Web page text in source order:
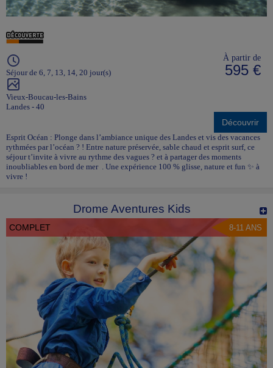
Séjour de 6, 7, 13, 14, 20 jour(s)
Vieux-Boucau-les-Bains
Landes - 40
À partir de
595 €
Découvrir
Esprit Océan : Plonge dans l’ambiance unique des Landes et vis des vacances
rythmées par l’océan ? ! Entre nature préservée, sable chaud et esprit surf, ce
séjour t’invite à vivre au rythme des vagues ? et à partager des moments
inoubliables en bord de mer . Une expérience 100 % glisse, nature et fun ✨ à
vivre !
Drome Aventures Kids
COMPLET 8-11 ANS